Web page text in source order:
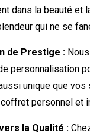
dans la beauté et
qui ne se
de Prestige :
personnalisation
unique que vos
personnel et
la Qualité :